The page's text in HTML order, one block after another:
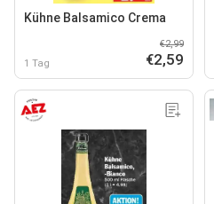
Kühne Balsamico Crema
1 Tag
€2,99
€2,59